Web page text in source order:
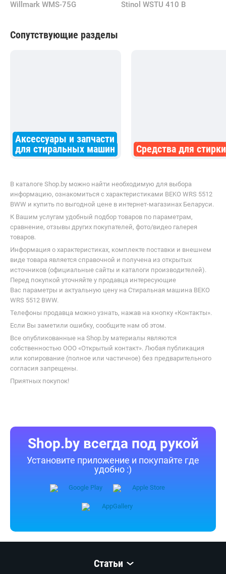
Willmark WMS-75G Stinol WSTU 410 B
Сопутствующие разделы
Аксессуары и запчасти
для стиральных машин
Средства для стирки
В каталоге Shop.by можно найти необходимую для выбора
информацию, ознакомиться с характеристиками BEKO WRS 5512
BWW и купить по выгодной цене в интернет-магазинах Беларуси.
К Вашим услугам удобный подбор товаров по параметрам,
сравнение, отзывы других покупателей, фото/видео галерея
товаров.
Информация о характеристиках, комплекте поставки и внешнем
виде товара является справочной и получена из открытых
источников (официальные сайты и каталоги производителей).
Перед покупкой уточняйте у продавца интересующие
Вас параметры и актуальную цену на Стиральная машина BEKO
WRS 5512 BWW.
Телефоны продавца можно узнать, нажав на кнопку «Контакты».
Если Вы заметили ошибку, сообщите нам об этом.
Все опубликованные на Shop.by материалы являются
собственностью ООО «Открытый контакт». Любая публикация
или копирование (полное или частичное) без предварительного
согласия запрещены.
Приятных покупок!
Shop.by всегда под рукой
Установите приложение и покупайте где
удобно :)
Статьи